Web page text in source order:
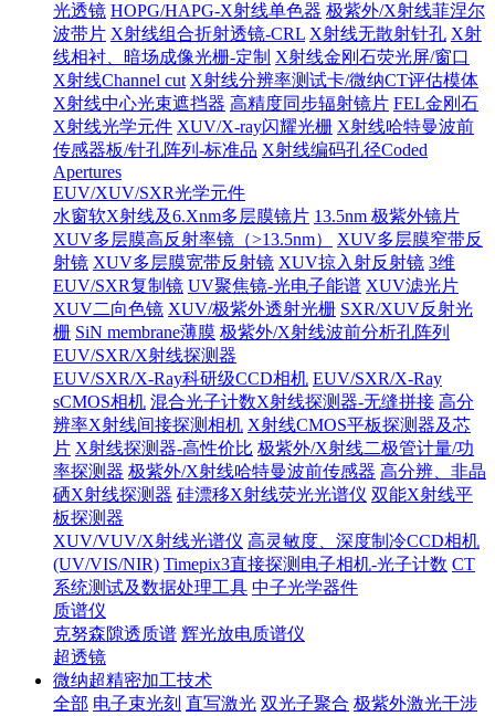
光透镜 HOPG/HAPG-X射线单色器 极紫外/X射线菲涅尔
波带片 X射线组合折射透镜-CRL X射线无散射针孔 X射
线相衬、暗场成像光栅-定制 X射线金刚石荧光屏/窗口
X射线Channel cut X射线分辨率测试卡/微纳CT评估模体
X射线中心光束遮挡器 高精度同步辐射镜片 FEL金刚石
X射线光学元件 XUV/X-ray闪耀光栅 X射线哈特曼波前
传感器板/针孔阵列-标准品 X射线编码孔径Coded
Apertures
EUV/XUV/SXR光学元件
水窗软X射线及6.Xnm多层膜镜片 13.5nm 极紫外镜片
XUV多层膜高反射率镜（>13.5nm）
XUV多层膜窄带反
射镜 XUV多层膜宽带反射镜 XUV掠入射反射镜 3维
EUV/SXR复制镜 UV聚焦镜-光电子能谱 XUV滤光片
XUV二向色镜 XUV/极紫外透射光栅 SXR/XUV反射光
栅 SiN membrane薄膜 极紫外/X射线波前分析孔阵列
EUV/SXR/X射线探测器
EUV/SXR/X-Ray科研级CCD相机 EUV/SXR/X-Ray
sCMOS相机 混合光子计数X射线探测器-无缝拼接 高分
辨率X射线间接探测相机 X射线CMOS平板探测器及芯
片 X射线探测器-高性价比 极紫外/X射线二极管计量/功
率探测器 极紫外/X射线哈特曼波前传感器 高分辨、非晶
硒X射线探测器 硅漂移X射线荧光光谱仪 双能X射线平
板探测器
XUV/VUV/X射线光谱仪 高灵敏度、深度制冷CCD相机
(UV/VIS/NIR) Timepix3直接探测电子相机-光子计数 CT
系统测试及数据处理工具 中子光学器件
质谱仪
克努森隙透质谱 辉光放电质谱仪
超透镜
微纳超精密加工技术
全部 电子束光刻 直写激光 双光子聚合 极紫外激光干涉